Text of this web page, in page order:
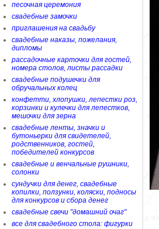
песочная церемония
свадебные замочки
приглашения на свадьбу
свадебные наказы, пожелания,
дипломы
рассадочные карточки для гостей,
номера столов, листы рассадки
свадебные подушечки для
обручальных колец
конфетти, хлопушки, лепестки роз,
корзинки и кулечки для лепестков,
мешочки для зерна
свадебные ленты, значки и
бутоньерки для свидетелей,
родственников, гостей,
победителей конкурсов
свадебные и венчальные рушники,
солонки
сундучки для денег, свадебные
копилки, ползунки, коляски, подносы
для конкурсов и сбора денег
свадебные свечи "домашний очаг"
все для свадебного стола: фигурки